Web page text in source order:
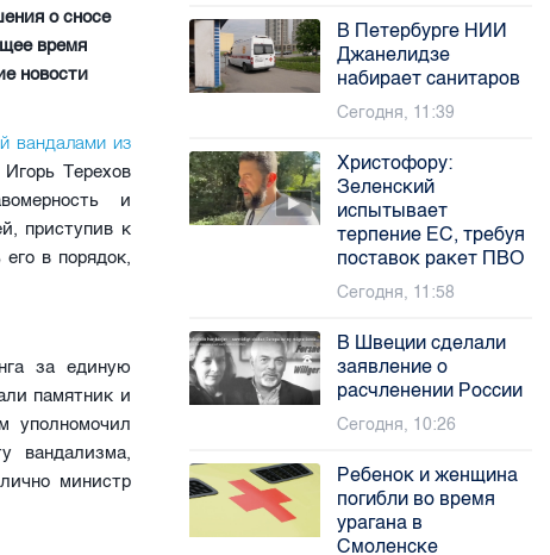
о сносе
время
новости
вандалами из
Терехов
и
приступив к
в порядок,
за единую
памятник и
уполномочил
вандализма,
министр
В Петербурге НИИ
Джанелидзе
набирает санитаров
Сегодня, 11:39
Христофору:
Зеленский
испытывает
терпение ЕС, требуя
поставок ракет ПВО
Сегодня, 11:58
В Швеции сделали
заявление о
расчленении России
Сегодня, 10:26
Ребенок и женщина
погибли во время
урагана в
Смоленске